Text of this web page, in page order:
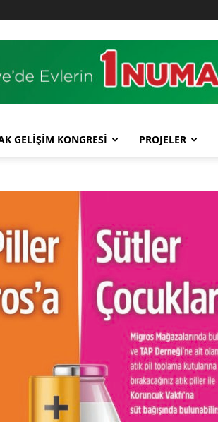
GELİŞİM KONGRESİ PROJELER